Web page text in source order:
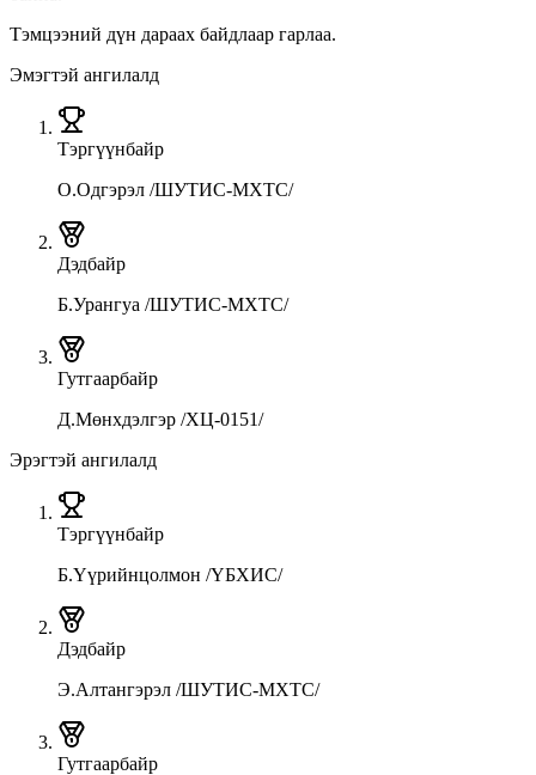
Тэмцээний дүн дараах байдлаар гарлаа.
Эмэгтэй ангилалд
Тэргүүнбайр
О.Одгэрэл /ШУТИС-МХТС/
Дэдбайр
Б.Урангуа /ШУТИС-МХТС/
Гутгаарбайр
Д.Мөнхдэлгэр /ХЦ-0151/
Эрэгтэй ангилалд
Тэргүүнбайр
Б.Үүрийнцолмон /ҮБХИС/
Дэдбайр
Э.Алтангэрэл /ШУТИС-МХТС/
Гутгаарбайр